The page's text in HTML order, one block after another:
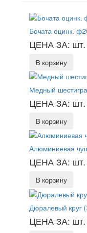
Бочата оцинк.
ЦЕНА ЗА: шт.
В корзину
Медный
ЦЕНА ЗА: шт.
В корзину
Алюминиевая
ЦЕНА ЗА: шт.
В корзину
Дюралевый круг
ЦЕНА ЗА: шт.